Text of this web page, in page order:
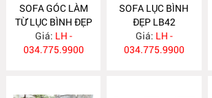
SOFA GÓC LÀM
TỪ LỤC BÌNH ĐẸP
LB43
Giá: LH -
034.775.9900
SOFA LỤC BÌNH
ĐẸP LB42
Giá: LH -
034.775.9900